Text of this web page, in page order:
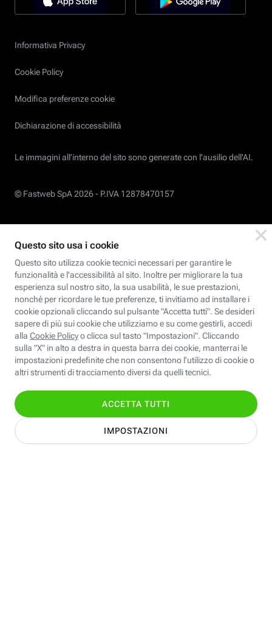
Informativa Privacy
Cookie Policy
Modifica preferenze cookie
Dichiarazione di accessibilità
Le immagini all’interno del sito sono generate con l'ausilio dell'AI.
© Fastweb SpA 2026 - P.IVA 12878470157